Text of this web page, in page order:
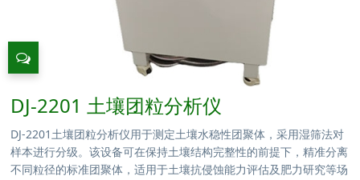
DJ-2201 土壤团粒分析仪
DJ-2201土壤团粒分析仪用于测定土壤水稳性团聚体，采用湿筛法对
样本进行分级。该设备可在保持土壤结构完整性的前提下，精准分离
不同粒径的标准团聚体，适用于土壤抗侵蚀能力评估及肥力研究等场